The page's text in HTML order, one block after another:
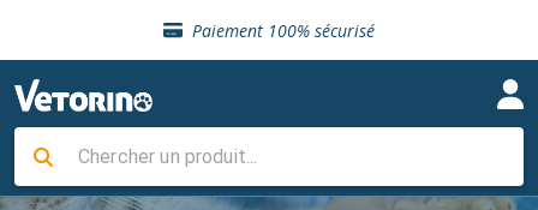
Paiement 100% sécurisé
Livraison gratuite en clinique vétérinaire
Sélection de croquettes vétérinaire
Livraison gratuite en clinique vétérinaire
Retour gratuit en clinique